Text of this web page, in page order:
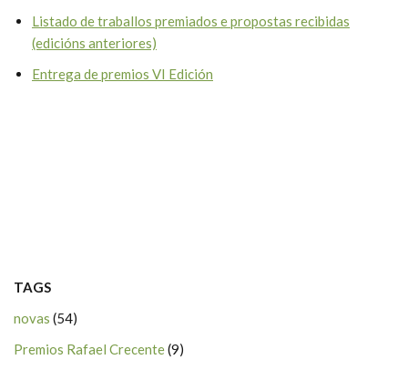
Listado de traballos premiados e propostas recibidas
(edicións anteriores)
Entrega de premios VI Edición
TAGS
novas (54)
Premios Rafael Crecente(9)